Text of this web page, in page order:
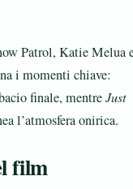
Patrol, Katie Melua
i momenti chiave:
finale, mentreJust
l’atmosfera onirica.
film